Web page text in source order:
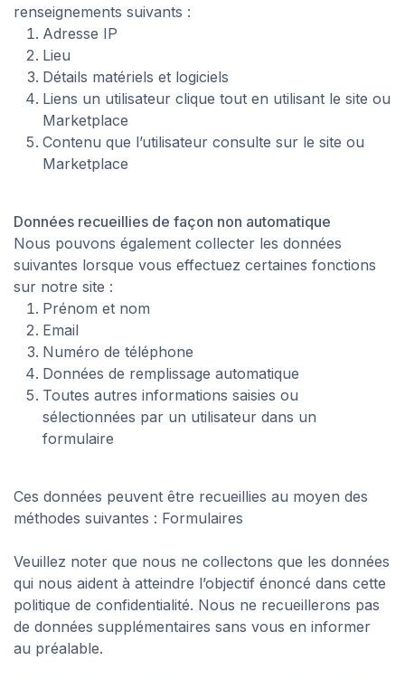
renseignements suivants :
Adresse IP
Lieu
Détails matériels et logiciels
Liens un utilisateur clique tout en utilisant le site ou
Marketplace
Contenu que l’utilisateur consulte sur le site ou
Marketplace
Données recueillies de façon non automatique
Nous pouvons également collecter les données
suivantes lorsque vous effectuez certaines fonctions
sur notre site :
Prénom et nom
Email
Numéro de téléphone
Données de remplissage automatique
Toutes autres informations saisies ou
sélectionnées par un utilisateur dans un
formulaire
Ces données peuvent être recueillies au moyen des
méthodes suivantes : Formulaires
Veuillez noter que nous ne collectons que les données
qui nous aident à atteindre l’objectif énoncé dans cette
politique de confidentialité. Nous ne recueillerons pas
de données supplémentaires sans vous en informer
au préalable.